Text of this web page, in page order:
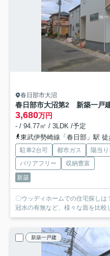
春日部市大沼
春日部市大沼第2 新築一戸
3,680万円
- / 94.77㎡ / 3LDK /予定
東武伊勢崎線「春日部」駅 徒
駐車2台可 都市ガス 陽当
バリアフリー
収納豊富
新築
〇ウッディホームでの住宅探しは？ ■構造の耐震性や地盤の良し悪し
冠水の有無など、様々な面を比較
新築一戸建